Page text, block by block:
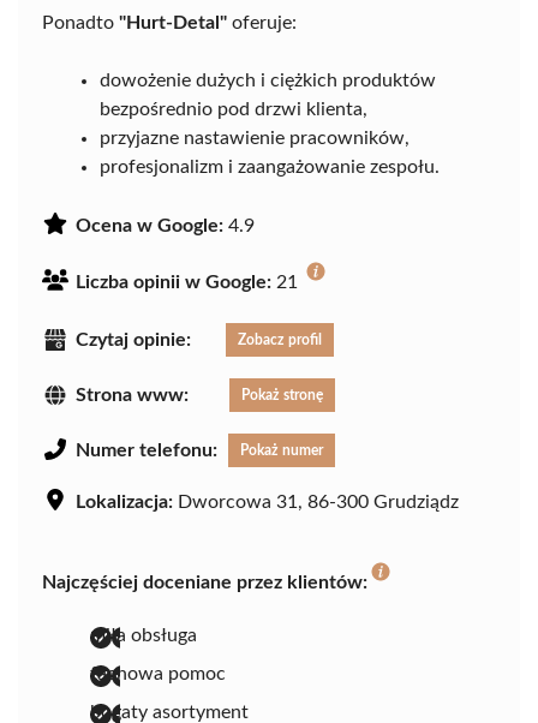
Ponadto "Hurt-Detal" oferuje:
dowożenie dużych i ciężkich produktów
bezpośrednio pod drzwi klienta,
przyjazne nastawienie pracowników,
profesjonalizm i zaangażowanie zespołu.
Ocena w Google: 4.9
Liczba opinii w Google: 21
Czytaj opinie: Zobacz profil
Strona www: Pokaż stronę
Numer telefonu: Pokaż numer
Lokalizacja: Dworcowa 31, 86-300 Grudziądz
Najczęściej doceniane przez klientów:
miła obsługa
fachowa pomoc
bogaty asortyment